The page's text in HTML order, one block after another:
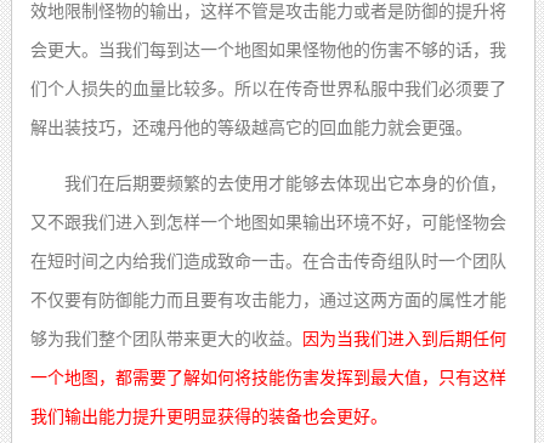
效地限制怪物的输出，这样不管是攻击能力或者是防御的提升将
会更大。当我们每到达一个地图如果怪物他的伤害不够的话，我
们个人损失的血量比较多。 所以在传奇世界私服中我们必须要了
解出装技巧， 还魂丹他的等级越高它的回血能力就会更强。
我们在后期要频繁的去使用才能够去体现出它本身的价值，
又不跟我们进入到怎样一个地图如果输出环境不好，可能怪物会
在短时间之内给我们造成致命一击。在合击传奇组队时一个团队
不仅要有防御能力而且要有攻击能力，通过这两方面的属性才能
够为我们整个团队带来更大的收益。 因为当我们进入到后期任何
一个地图，都需要了解如何将技能伤害发挥到最大值，只有这样
我们输出能力提升更明显获得的装备也会更好。